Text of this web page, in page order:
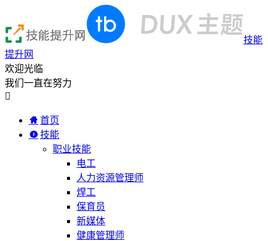
技能
提升网
欢迎光临
我们一直在努力

首页
技能
职业技能
电工
人力资源管理师
焊工
保育员
新媒体
健康管理师